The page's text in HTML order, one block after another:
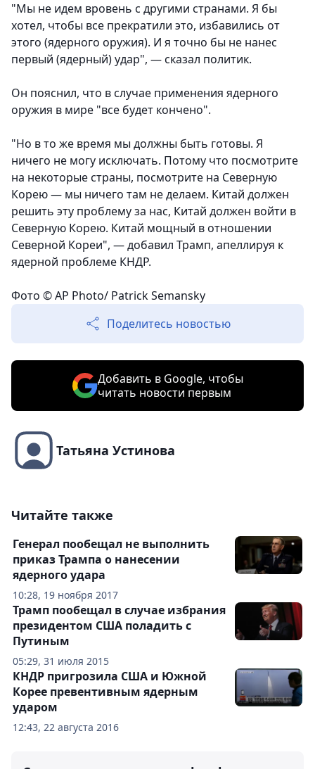
"Мы не идем вровень с другими странами. Я бы
хотел, чтобы все прекратили это, избавились от
этого (ядерного оружия). И я точно бы не нанес
первый (ядерный) удар", — сказал политик.
Он пояснил, что в случае применения ядерного
оружия в мире "все будет кончено".
"Но в то же время мы должны быть готовы. Я
ничего не могу исключать. Потому что посмотрите
на некоторые страны, посмотрите на Северную
Корею — мы ничего там не делаем. Китай должен
решить эту проблему за нас, Китай должен войти в
Северную Корею. Китай мощный в отношении
Северной Кореи", — добавил Трамп, апеллируя к
ядерной проблеме КНДР.
Фото © AP Photo/ Patrick Semansky
Поделитесь новостью
Добавить в Google, чтобы
читать новости первым
Татьяна Устинова
Читайте также
10:28, 19 ноября 2017
Генерал пообещал не выполнить
приказ Трампа о нанесении
ядерного удара
05:29, 31 июля 2015
Трамп пообещал в случае избрания
президентом США поладить с
Путиным
12:43, 22 августа 2016
КНДР пригрозила США и Южной
Корее превентивным ядерным
ударом